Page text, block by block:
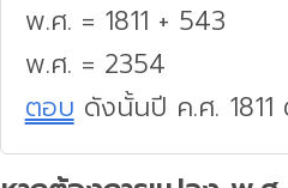
พ.ศ. = 1811 + 543
พ.ศ. = 2354
ตอบ ดังนั้นปี ค.ศ.